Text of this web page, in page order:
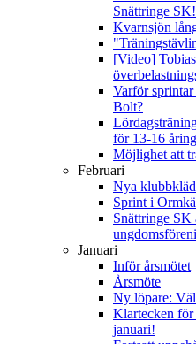
Snättringe SK!
Kvarnsjön
[Video]
Varför
Bolt?
för 13-16
Möjlighet att
Februari
Nya
Sprint i
Snättringe SK
Januari
Inför årsmötet
Årsmöte
Ny löpare:
Klartecken för
januari!